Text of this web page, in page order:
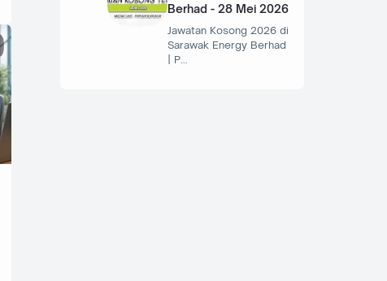
Berhad - 28 Mei 2026
Jawatan Kosong 2026 di
Sarawak Energy Berhad
| P…